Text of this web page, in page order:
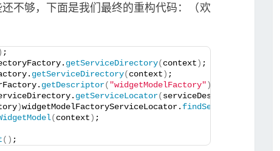
不够，下面是我们最终的重构代码：（欢
;
getServiceDirectory(context) ;
getServiceDirectory(context) ;
getDescriptor( "widgetModelFactory")
getServiceLocator(serviceDescriptor,context
)widgetModelFactoryServiceLocator. findService
(context) ;
() ;